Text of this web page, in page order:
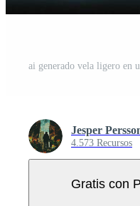
Jesper
4.573 Recursos
Gratis con